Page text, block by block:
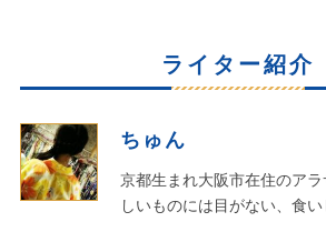
ライター紹介
ちゅん
京都生まれ大阪市在住のア
しいものには目がない、食い